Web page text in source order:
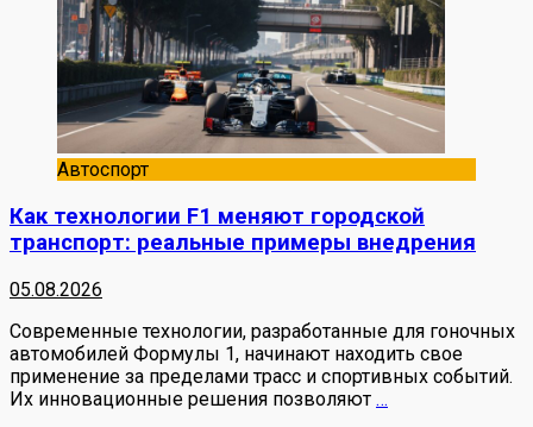
Автоспорт
Как технологии F1 меняют городской
транспорт: реальные примеры внедрения
05.08.2026
Современные технологии, разработанные для гоночных
автомобилей Формулы 1, начинают находить свое
применение за пределами трасс и спортивных событий.
Их инновационные решения позволяют …